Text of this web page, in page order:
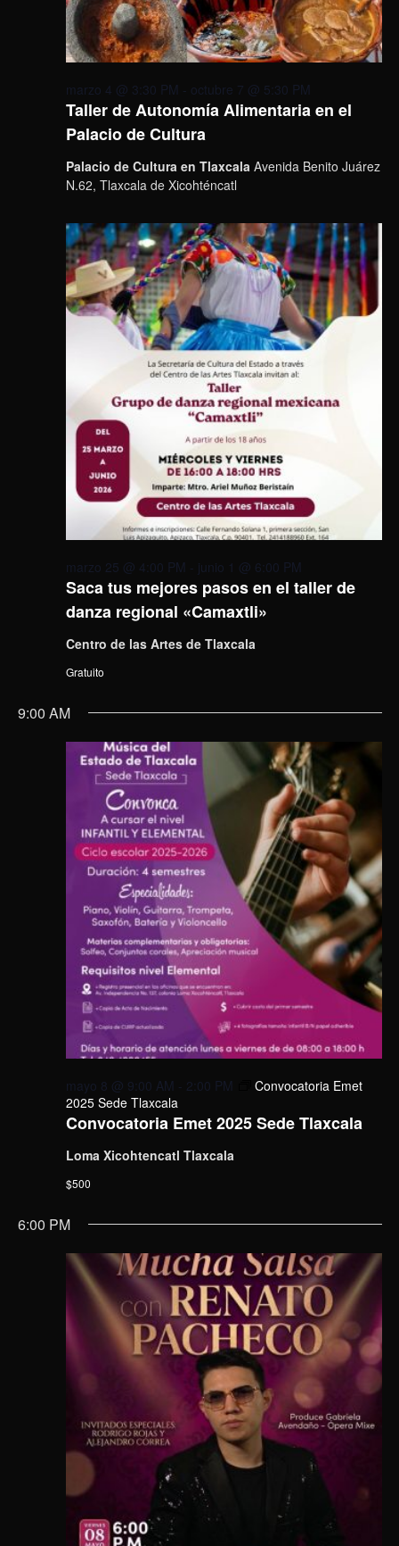
Taller de Autonomía Alimentaria en el
Palacio de Cultura
marzo 4 @ 3:30 PM - octubre 7 @ 5:30 PM
Palacio de Cultura en Tlaxcala Avenida Benito Juárez
N.62, Tlaxcala de Xicohténcatl
Saca tus mejores pasos en el taller de
danza regional «Camaxtli»
marzo 25 @ 4:00 PM - junio 1 @ 6:00 PM
Centro de las Artes de Tlaxcala
Gratuito
9:00 AM
Convocatoria Emet 2025 Sede Tlaxcala
mayo 8 @ 9:00 AM - 2:00 PM
Convocatoria Emet
2025 Sede Tlaxcala
Loma Xicohtencatl Tlaxcala
$500
6:00 PM